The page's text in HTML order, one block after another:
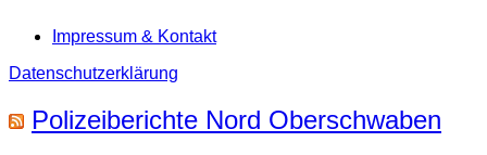
Impressum & Kontakt
Datenschutzerklärung
Polizeiberichte Nord Oberschwaben